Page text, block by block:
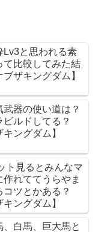
Lv3と思われる素
て比較してみた結
ザキングダム】
武器の使い道は？
ルドしてる？
キングダム】
ト見るとみんなマ
れててうらやま
コツとかある？
キングダム】
、白馬、巨大馬と